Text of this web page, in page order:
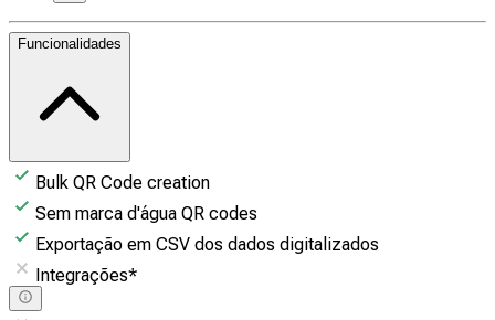
Funcionalidades
Bulk QR Code creation
Sem marca d'água QR codes
Exportação em CSV dos dados digitalizados
Integrações*